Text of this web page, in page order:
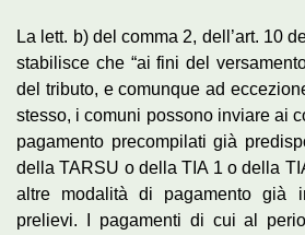
La lett. b) del comma 2, dell’art. 10
stabilisce che “ai fini del
del tributo, e comunque ad
stesso, i comuni possono inviare ai
pagamento precompilati già
della TARSU o della TIA 1 o della
altre modalità di pagamento già
prelievi. I pagamenti di cui al